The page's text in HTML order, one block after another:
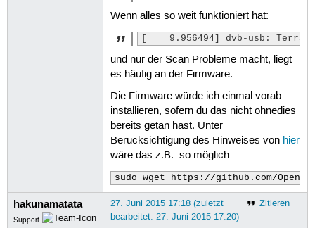
161
162
164
165
166
167
169
170
171
172
174
175
176
178
179
Wenn alles so weit funktioniert hat:
[    9.956494] dvb-usb:
und nur der Scan Probleme macht, liegt
es häufig an der Firmware.
Die Firmware würde ich einmal vorab
installieren, sofern du das nicht ohnedies
bereits getan hast. Unter
Berücksichtigung des Hinweises von hier
wäre das z.B.: so möglich:
sudo wget https://github.com/
hakunamatata
Support
Zitieren
27. Juni 2015 17:18 (zuletzt
bearbeitet: 27. Juni 2015 17:20)